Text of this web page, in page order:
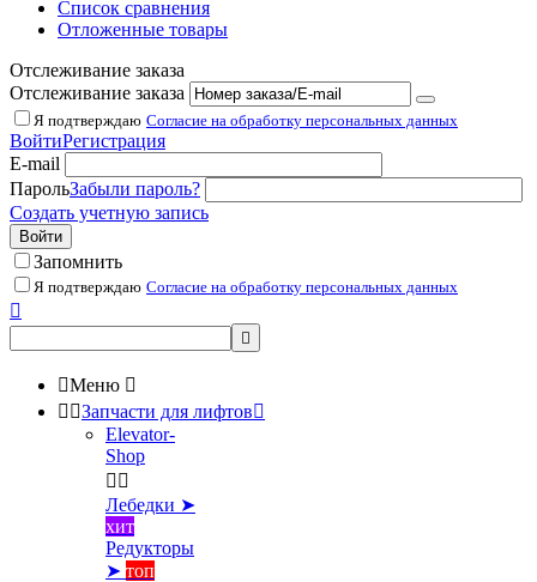
Список сравнения
Отложенные товары
Отслеживание заказа
Отслеживание заказа
Я подтверждаю Согласие на обработку персональных данных
ВойтиРегистрация
E-mail
ПарольЗабыли пароль?
Создать учетную запись
Войти
Запомнить
Я подтверждаю Согласие на обработку персональных данных


Меню 
 Запчасти для лифтов
Elevator-
Shop
 
Лебедки ➤
хит
Редукторы
➤ топ